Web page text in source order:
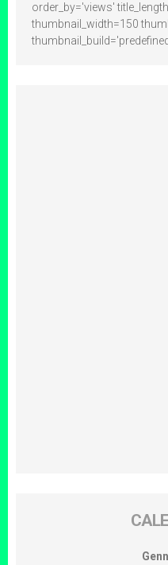
order_by='views'
thumbnail_width=150